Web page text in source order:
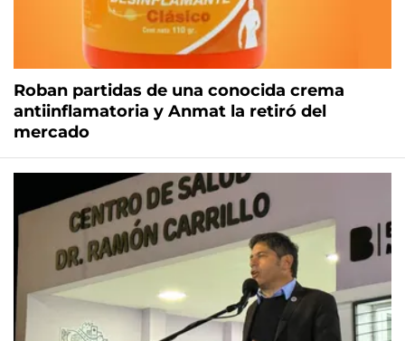
Roban partidas de una conocida crema
antiinflamatoria y Anmat la retiró del
mercado